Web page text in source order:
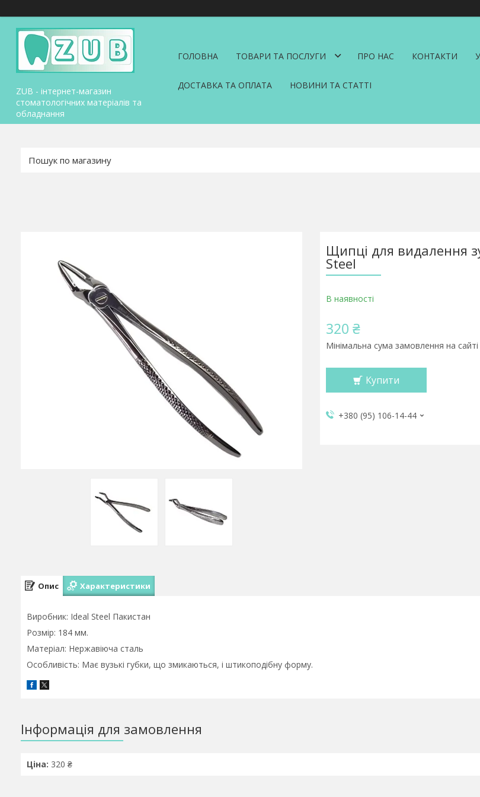
ZUB - інтернет-магазин
стоматологічних матеріалів та
обладнання
ГОЛОВНА ТОВАРИ ТА ПОСЛУГИ ПРО НАС КОНТАКТИ
ДОСТАВКА ТА ОПЛАТА НОВИНИ ТА СТАТТІ
Щипці для видалення
Steel
В наявності
320 ₴
Мінімальна сума замовлення на
Купити
+380 (95) 106-14-44
Опис Характеристики
Виробник: Ideal Steel Пакистан
Розмір: 184 мм.
Матеріал: Нержавіюча сталь
Особливість: Має вузькі губки, що змикаються, і штикоподібну форму.
Інформація для замовлення
Ціна: 320 ₴